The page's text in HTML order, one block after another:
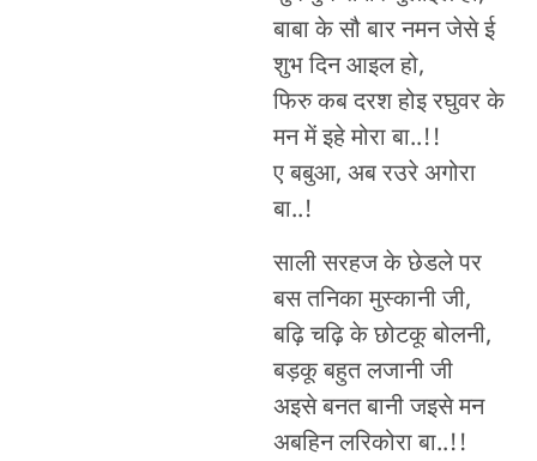
बाबा के सौ बार नमन जेसे ई
शुभ दिन आइल हो,
फिरु कब दरश होइ रघुवर के
मन में इहे मोरा बा..!!
ए बबुआ, अब रउरे अगोरा
बा..!
साली सरहज के छेडले पर
बस तनिका मुस्कानी जी,
बढ़ि चढ़ि के छोटकू बोलनी,
बड़कू बहुत लजानी जी
अइसे बनत बानी जइसे मन
अबहिन लरिकोरा बा..!!